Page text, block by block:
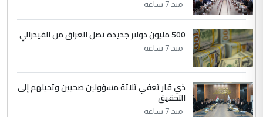
الرافدين تعاني الجفاف والتصحر!!
منذ 7 ساعة
500 مليون دولار جديدة تصل العراق من الفيدرالي
منذ 7 ساعة
ذي قار تعفي ثلاثة مسؤولين صحيين وتحيلهم إلى
التحقيق
منذ 7 ساعة